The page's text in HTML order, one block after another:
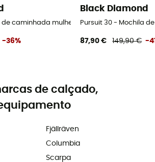
caminhada mulher
-36%
Black Diamond
Pursuit 30 - Mochila
87,90 € 149,90 € -
de calçado,
Fjällräven
Columbia
Scarpa